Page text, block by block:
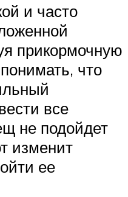
и часто
прикормочную
что
все
не подойдет
изменит
ее